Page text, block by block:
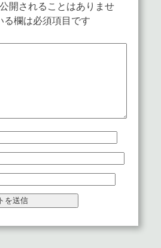
開されることはありませ
る欄は必須項目です